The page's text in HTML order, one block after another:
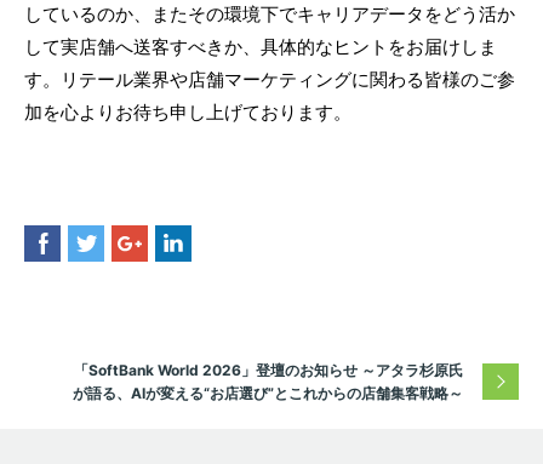
しているのか、またその環境下でキャリアデータをどう活か
して実店舗へ送客すべきか、具体的なヒントをお届けしま
す。リテール業界や店舗マーケティングに関わる皆様のご参
加を心よりお待ち申し上げております。
「SoftBank World 2026」登壇のお知らせ ～アタラ杉原氏
が語る、AIが変える“お店選び”とこれからの店舗集客戦略～